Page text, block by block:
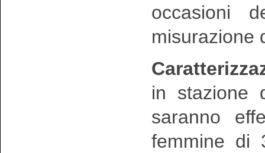
occasioni
misurazione
in stazione
saranno
femmine